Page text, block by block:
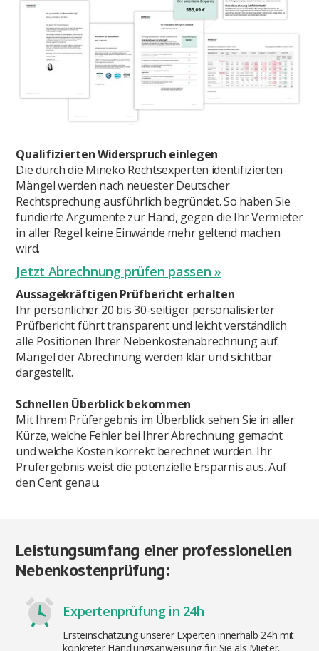
Aussagekräftigen Prüfbericht erhalten
Ihr persönlicher 20 bis 30-seitiger personalisierter
Prüfbericht führt transparent und leicht verständlich
alle Positionen Ihrer Nebenkostenabrechnung auf.
Mängel der Abrechnung werden klar und sichtbar
dargestellt.
Schnellen Überblick bekommen
Mit Ihrem Prüfergebnis im Überblick sehen Sie in aller
Kürze, welche Fehler bei Ihrer Abrechnung gemacht
und welche Kosten korrekt berechnet wurden. Ihr
Prüfergebnis weist die potenzielle Ersparnis aus. Auf
den Cent genau.
Qualifizierten Widerspruch einlegen
Die durch die Mineko Rechtsexperten identifizierten
Mängel werden nach neuester Deutscher
Rechtsprechung ausführlich begründet. So haben Sie
fundierte Argumente zur Hand, gegen die Ihr Vermieter
in aller Regel keine Einwände mehr geltend machen
wird.
Jetzt Abrechnung prüfen passen »
Leistungsumfang einer professionellen
Nebenkostenprüfung:
Expertenprüfung in 24h
Ersteinschätzung unserer Experten innerhalb 24h mit
konkreter Handlungsanweisung für Sie als Mieter.